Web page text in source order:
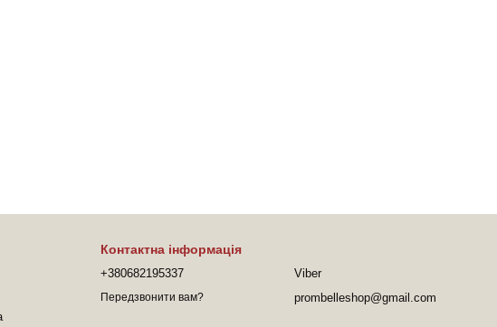
Контактна інформація
+380682195337
Передзвонити вам?
Viber
prombelleshop@gmail.com